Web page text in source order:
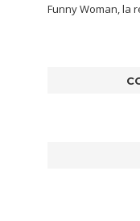
Funny Woman, la